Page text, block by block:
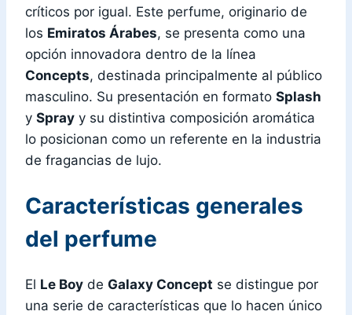
críticos por igual. Este perfume, originario de
los Emiratos Árabes, se presenta como una
opción innovadora dentro de la línea
Concepts, destinada principalmente al público
masculino. Su presentación en formato Splash
y Spray y su distintiva composición aromática
lo posicionan como un referente en la industria
de fragancias de lujo.
Características generales
del perfume
El Le Boy de Galaxy Concept se distingue por
una serie de características que lo hacen único